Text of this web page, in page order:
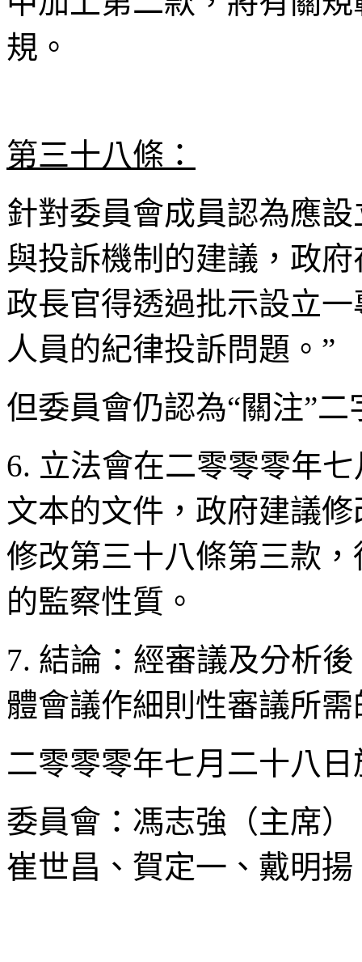
規。
第三十八條：
針對委員會成員認為應
與投訴機制的建議，政
政長官得透過批示設立
人員的紀律投訴問題。”
但委員會仍認為“關注”二
6. 立法會在二零零零年
文本的文件，政府建議
修改第三十八條第三款
的監察性質。
7. 結論：經審議及分析
體會議作細則性審議所
二零零零年七月二十八
委員會：馮志強（主席
崔世昌、賀定一、戴明